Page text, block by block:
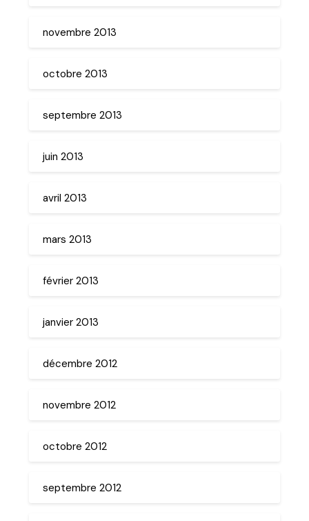
novembre 2013
octobre 2013
septembre 2013
juin 2013
avril 2013
mars 2013
février 2013
janvier 2013
décembre 2012
novembre 2012
octobre 2012
septembre 2012